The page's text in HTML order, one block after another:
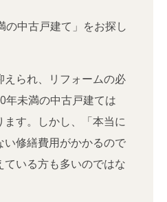
の中古戸建て」をお探し
えられ、リフォームの必
年未満の中古戸建ては
す。しかし、「本当に
い修繕費用がかかるので
いる方も多いのではな